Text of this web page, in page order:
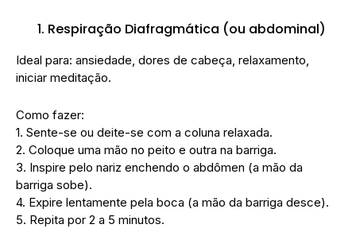
Respiração Diafragmática (ou abdominal)
Ideal para: ansiedade, dores de cabeça, relaxamento,
iniciar meditação.
Como fazer:
1. Sente-se ou deite-se com a coluna relaxada.
2. Coloque uma mão no peito e outra na barriga.
3. Inspire pelo nariz enchendo o abdômen (a mão da
barriga sobe).
4. Expire lentamente pela boca (a mão da barriga desce).
5. Repita por 2 a 5 minutos.